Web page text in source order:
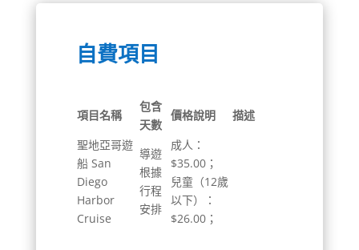
自費項目
項目名稱
包含
天數
價格說明
描述
聖地亞哥遊
船 San
Diego
Harbor
Cruise
導遊
根據
行程
安排
成人：
$35.00；
兒童（12歲
以下）：
$26.00；